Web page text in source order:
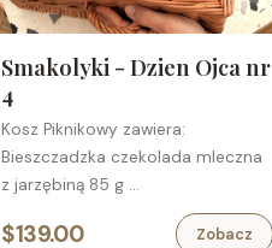
Smakolyki - Dzien Ojca nr
4
Kosz Piknikowy zawiera:
Bieszczadzka czekolada mleczna
z jarzębiną 85 g
Biscuiterie krakersy paprykowe z
pomidorami 30 g
$139.00 Zobacz